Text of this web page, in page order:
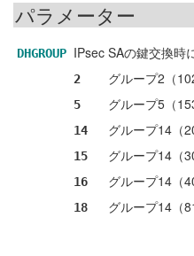
パラメーター
DHGROUP IPsec SAの鍵交換時
2 グループ2（
5 グループ5（
14 グループ14（
15 グループ14（
16 グループ14（
18 グループ14（